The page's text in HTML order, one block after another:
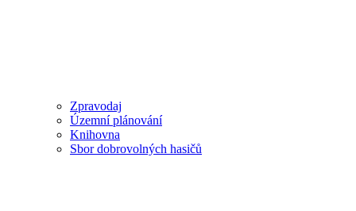
Zpravodaj
Územní plánování
Knihovna
Sbor dobrovolných hasičů